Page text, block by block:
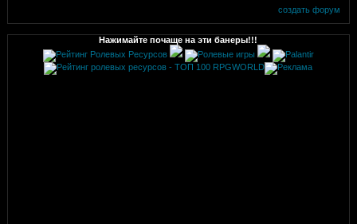
создать форум
Нажимайте почаще на эти банеры!!!